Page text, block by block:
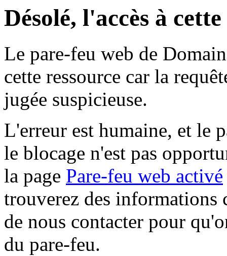
Désolé, l'accès à
Le pare-feu web de
cette ressource car la
jugée suspicieuse.
L'erreur est humaine, et le
le blocage n'est pas
la page Pare-feu web activé
trouverez des informations
de nous contacter pour
du pare-feu.